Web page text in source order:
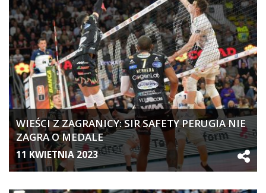
WIEŚCI Z ZAGRANICY: SIR SAFETY PERUGIA NIE
ZAGRA O MEDALE
11 KWIETNIA 2023